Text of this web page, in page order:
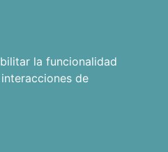
la funcionalidad
de